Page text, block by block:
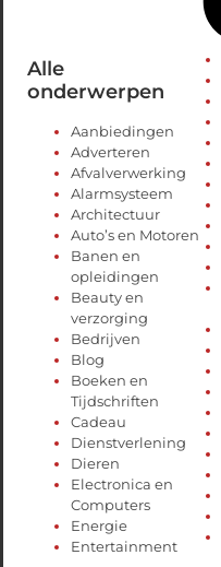
Alle
onderwerpen
Aanbiedingen
Adverteren
Afvalverwerking
Alarmsysteem
Architectuur
Auto’s en Motoren
Banen en
opleidingen
Beauty en
verzorging
Bedrijven
Blog
Boeken en
Tijdschriften
Cadeau
Dienstverlening
Dieren
Electronica en
Computers
Energie
Entertainment